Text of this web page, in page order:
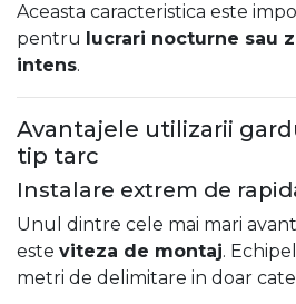
Aceasta caracteristica este
pentru lucrari nocturne sau
intens.
Avantajele utilizarii
tip tarc
Instalare extrem de
Unul dintre cele mai mari
este viteza de montaj.
metri de delimitare in doar